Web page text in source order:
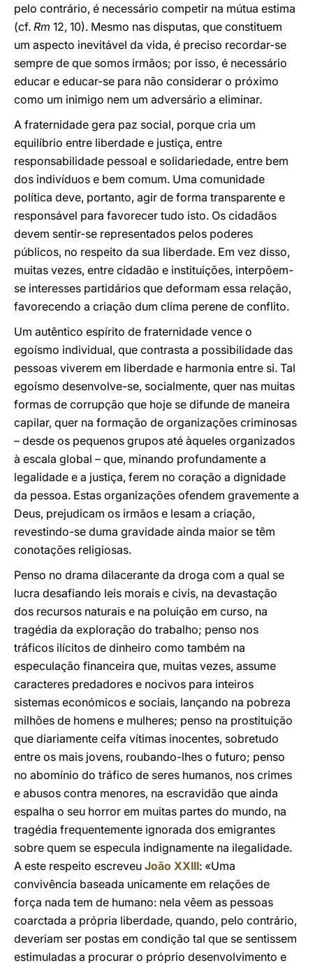
pelo contrário, é necessário competir na mútua estima
(cf. Rm 12, 10). Mesmo nas disputas, que constituem
um aspecto inevitável da vida, é preciso recordar-se
sempre de que somos irmãos; por isso, é necessário
educar e educar-se para não considerar o próximo
como um inimigo nem um adversário a eliminar.
A fraternidade gera paz social, porque cria um
equilíbrio entre liberdade e justiça, entre
responsabilidade pessoal e solidariedade, entre bem
dos indivíduos e bem comum. Uma comunidade
política deve, portanto, agir de forma transparente e
responsável para favorecer tudo isto. Os cidadãos
devem sentir-se representados pelos poderes
públicos, no respeito da sua liberdade. Em vez disso,
muitas vezes, entre cidadão e instituições, interpõem-
se interesses partidários que deformam essa relação,
favorecendo a criação dum clima perene de conflito.
Um autêntico espírito de fraternidade vence o
egoísmo individual, que contrasta a possibilidade das
pessoas viverem em liberdade e harmonia entre si. Tal
egoísmo desenvolve-se, socialmente, quer nas muitas
formas de corrupção que hoje se difunde de maneira
capilar, quer na formação de organizações criminosas
– desde os pequenos grupos até àqueles organizados
à escala global – que, minando profundamente a
legalidade e a justiça, ferem no coração a dignidade
da pessoa. Estas organizações ofendem gravemente a
Deus, prejudicam os irmãos e lesam a criação,
revestindo-se duma gravidade ainda maior se têm
conotações religiosas.
Penso no drama dilacerante da droga com a qual se
lucra desafiando leis morais e civis, na devastação
dos recursos naturais e na poluição em curso, na
tragédia da exploração do trabalho; penso nos
tráficos ilícitos de dinheiro como também na
especulação financeira que, muitas vezes, assume
caracteres predadores e nocivos para inteiros
sistemas económicos e sociais, lançando na pobreza
milhões de homens e mulheres; penso na prostituição
que diariamente ceifa vítimas inocentes, sobretudo
entre os mais jovens, roubando-lhes o futuro; penso
no abomínio do tráfico de seres humanos, nos crimes
e abusos contra menores, na escravidão que ainda
espalha o seu horror em muitas partes do mundo, na
tragédia frequentemente ignorada dos emigrantes
sobre quem se especula indignamente na ilegalidade.
A este respeito escreveu João XXIII: «Uma
convivência baseada unicamente em relações de
força nada tem de humano: nela vêem as pessoas
coarctada a própria liberdade, quando, pelo contrário,
deveriam ser postas em condição tal que se sentissem
estimuladas a procurar o próprio desenvolvimento e